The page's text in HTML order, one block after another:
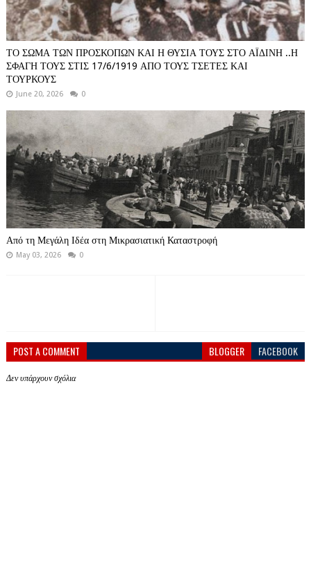
ΤΟ ΣΩΜΑ ΤΩΝ ΠΡΟΣΚΟΠΩΝ ΚΑΙ Η ΘΥΣΙΑ ΤΟΥΣ ΣΤΟ ΑΪΔΙΝΗ ..Η
ΣΦΑΓΗ ΤΟΥΣ ΣΤΙΣ 17/6/1919 ΑΠΟ ΤΟΥΣ ΤΣΕΤΕΣ ΚΑΙ
ΤΟΥΡΚΟΥΣ
June 20, 2026 0
Από τη Μεγάλη Ιδέα στη Μικρασιατική Καταστροφή
May 03, 2026 0
POST A COMMENT BLOGGER FACEBOOK
Δεν υπάρχουν σχόλια